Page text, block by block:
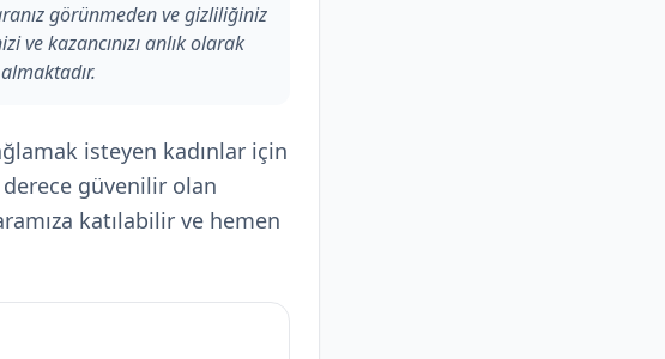
görünmeden ve gizliliğiniz
kazancınızı anlık olarak
isteyen kadınlar için
derece güvenilir olan
katılabilir ve hemen